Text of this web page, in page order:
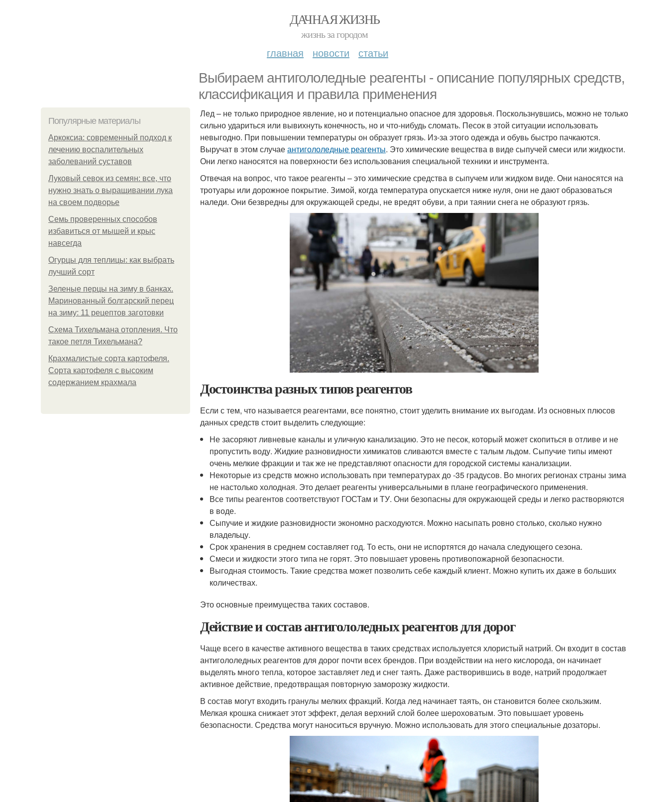
ДАЧНАЯ ЖИЗНЬ
жизнь за городом
главная новости статьи
Выбираем антигололедные реагенты - описание популярных средств,
классификация и правила применения
Популярные материалы
Аркоксиа: современный подход к
лечению воспалительных
заболеваний суставов
Луковый севок из семян: все, что
нужно знать о выращивании лука
на своем подворье
Семь проверенных способов
избавиться от мышей и крыс
навсегда
Огурцы для теплицы: как выбрать
лучший сорт
Зеленые перцы на зиму в банках.
Маринованный болгарский перец
на зиму: 11 рецептов заготовки
Схема Тихельмана отопления. Что
такое петля Тихельмана?
Крахмалистые сорта картофеля.
Сорта картофеля с высоким
содержанием крахмала
Лед – не только природное явление, но и потенциально опасное для здоровья. Поскользнувшись, можно не только
сильно удариться или вывихнуть конечность, но и что-нибудь сломать. Песок в этой ситуации использовать
невыгодно. При повышении температуры он образует грязь. Из-за этого одежда и обувь быстро пачкаются.
Выручат в этом случаеантигололедные реагенты. Это химические вещества в виде сыпучей смеси или жидкости.
Они легко наносятся на поверхности без использования специальной техники и инструмента.
Отвечая на вопрос, что такое реагенты – это химические средства в сыпучем или жидком виде. Они наносятся на
тротуары или дорожное покрытие. Зимой, когда температура опускается ниже нуля, они не дают образоваться
наледи. Они безвредны для окружающей среды, не вредят обуви, а при таянии снега не образуют грязь.
Достоинства разных типов реагентов
Если с тем, что называется реагентами, все понятно, стоит уделить внимание их выгодам. Из основных плюсов
данных средств стоит выделить следующие:
Не засоряют ливневые каналы и уличную канализацию. Это не песок, который может скопиться в отливе и не
пропустить воду. Жидкие разновидности химикатов сливаются вместе с талым льдом. Сыпучие типы имеют
очень мелкие фракции и так же не представляют опасности для городской системы канализации.
Некоторые из средств можно использовать при температурах до -35 градусов. Во многих регионах страны зима
не настолько холодная. Это делает реагенты универсальными в плане географического применения.
Все типы реагентов соответствуют ГОСТам и ТУ. Они безопасны для окружающей среды и легко растворяются
в воде.
Сыпучие и жидкие разновидности экономно расходуются. Можно насыпать ровно столько, сколько нужно
владельцу.
Срок хранения в среднем составляет год. То есть, они не испортятся до начала следующего сезона.
Смеси и жидкости этого типа не горят. Это повышает уровень противопожарной безопасности.
Выгодная стоимость. Такие средства может позволить себе каждый клиент. Можно купить их даже в больших
количествах.
Это основные преимущества таких составов.
Действие и состав антигололедных реагентов для дорог
Чаще всего в качестве активного вещества в таких средствах используется хлористый натрий. Он входит в состав
антигололедных реагентов для дорог почти всех брендов. При воздействии на него кислорода, он начинает
выделять много тепла, которое заставляет лед и снег таять. Даже растворившись в воде, натрий продолжает
активное действие, предотвращая повторную заморозку жидкости.
В состав могут входить гранулы мелких фракций. Когда лед начинает таять, он становится более скользким.
Мелкая крошка снижает этот эффект, делая верхний слой более шероховатым. Это повышает уровень
безопасности. Средства могут наноситься вручную. Можно использовать для этого специальные дозаторы.